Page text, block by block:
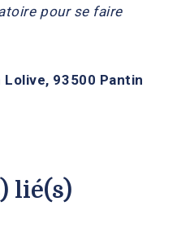
pour se faire
93500 Pantin
lié(s)